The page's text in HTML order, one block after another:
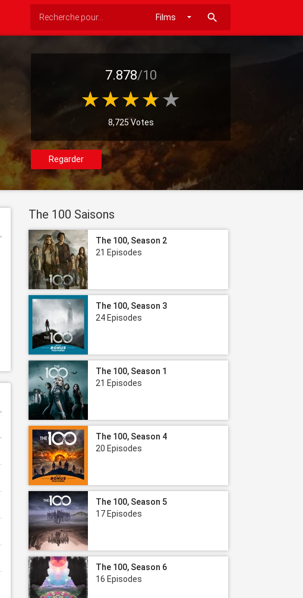
search
7.878/10
8,725 Votes
Regarder
The 100 Saisons
The 100, Season 2
21 Episodes
The 100, Season 3
24 Episodes
The 100, Season 1
21 Episodes
The 100, Season 4
20 Episodes
The 100, Season 5
17 Episodes
The 100, Season 6
16 Episodes